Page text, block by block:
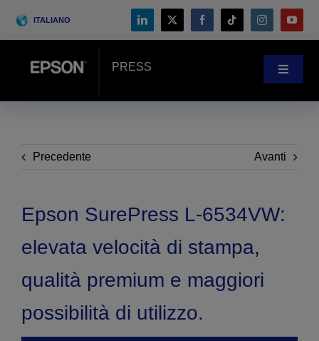
ITALIANO
PRESS
Toggle
CASE HISTORY
Eventi
Search
for:
Precedente Avanti
Epson SurePress L-6534VW:
elevata velocità di stampa,
qualità premium e maggiori
possibilità di utilizzo.